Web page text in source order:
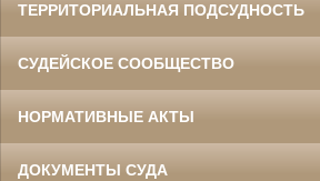
ТЕРРИТОРИАЛЬНАЯ ПОДСУДНОСТЬ
СУДЕЙСКОЕ СООБЩЕСТВО
НОРМАТИВНЫЕ АКТЫ
ДОКУМЕНТЫ СУДА